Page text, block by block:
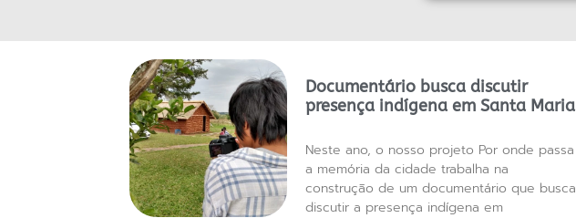
Documentário busca discutir
presença indígena em Santa Maria
Neste ano, o nosso projeto Por onde passa
a memória da cidade trabalha na
construção de um documentário que busca
discutir a presença indígena em